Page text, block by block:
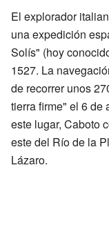
El explorador
una expedición
Solís" (hoy
1527. La
de recorrer unos
tierra firme" el 6 de
este lugar, Caboto
este del Río de la
Lázaro.